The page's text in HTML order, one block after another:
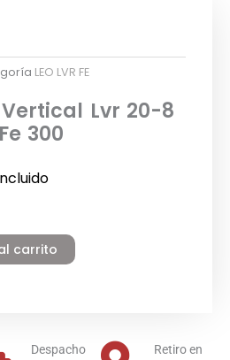
LEO LVR FE
Lvr 20-8
300
carrito
Despacho
Retiro en